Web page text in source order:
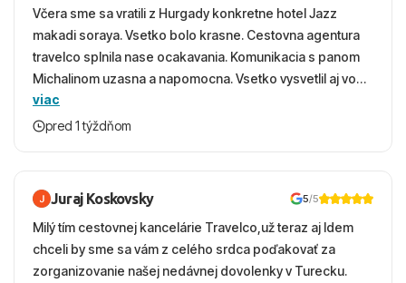
Včera sme sa vratili z Hurgady konkretne hotel Jazz
makadi soraya. Vsetko bolo krasne. Cestovna agentura
travelco splnila nase ocakavania. Komunikacia s panom
Michalinom uzasna a napomocna. Vsetko vysvetlil aj vo
vecernych hodinach zaco sa ospravedlnujem. Hotel
krasny, cisty. Sluzby top. Strava, prostredie, more,
viac
pred 1 týždňom
Juraj Koskovsky 5/5
Milý tím cestovnej kancelárie Travelco,už teraz aj Idem
chceli by sme sa vám z celého srdca poďakovať za
zorganizovanie našej nedávnej dovolenky v Turecku.